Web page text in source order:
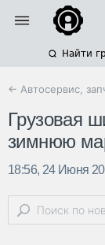
Найти
← Автосервис,
Грузовая
зимнюю
18:56, 24 Июня